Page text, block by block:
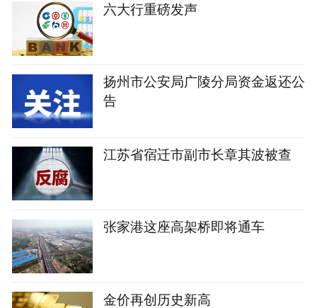
六大行重磅发声
扬州市公安局广陵分局资金返还公
告
江苏省宿迁市副市长章其波被查
张家港这座高架桥即将通车
金价再创历史新高